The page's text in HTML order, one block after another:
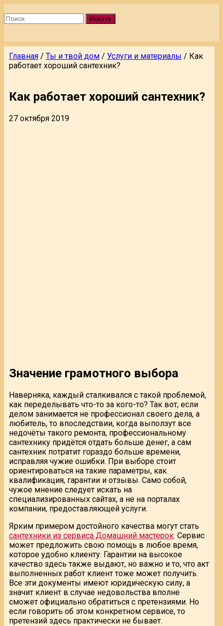
Искать
Главная / Ты и твой дом / Услуги и материалы / Как
работает хороший сантехник?
Как работает хороший сантехник?
27 октября 2019
Значение грамотного выбора
Наверняка, каждый сталкивался с такой проблемой,
как переделывать что-то за кого-то? Так вот, если
делом занимается не профессионал своего дела, а
любитель, то впоследствии, когда выползут все
недочёты такого ремонта, профессиональному
сантехнику придётся отдать больше денег, а сам
сантехник потратит гораздо больше времени,
исправляя чужие ошибки. При выборе стоит
ориентироваться на такие параметры, как
квалификация, гарантии и отзывы. Само собой,
чужое мнение следует искать на
специализированных сайтах, а не на порталах
компании, предоставляющей услуги.
Ярким примером достойного качества могут стать
сантехники из сервиса Домашний мастерок. Сервис
может предложить свою помощь в любое время,
которое удобно клиенту. Гарантии на высокое
качество здесь также выдают, но важно и то, что акт
выполненных работ клиент тоже может получить.
Все эти документы имеют юридическую силу, а
значит клиент в случае недовольства вполне
сможет официально обратиться с претензиями. Но
если говорить об этом конкретном сервисе, то
претензий здесь практически не бывает.